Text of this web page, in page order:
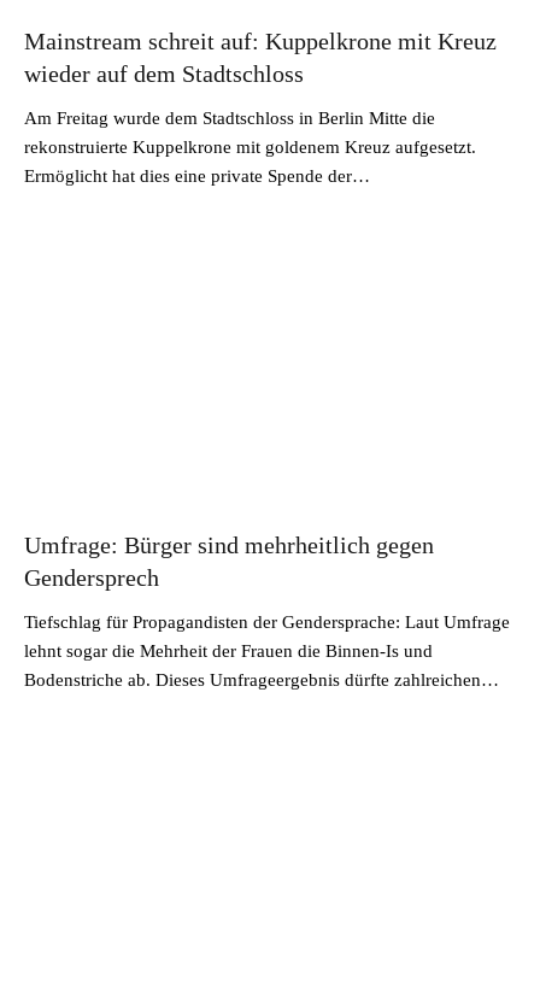
Mainstream schreit auf: Kuppelkrone mit Kreuz
wieder auf dem Stadtschloss
Am Freitag wurde dem Stadtschloss in Berlin Mitte die
rekonstruierte Kuppelkrone mit goldenem Kreuz aufgesetzt.
Ermöglicht hat dies eine private Spende der…
Umfrage: Bürger sind mehrheitlich gegen
Gendersprech
Tiefschlag für Propagandisten der Gendersprache: Laut Umfrage
lehnt sogar die Mehrheit der Frauen die Binnen-Is und
Bodenstriche ab. Dieses Umfrageergebnis dürfte zahlreichen…